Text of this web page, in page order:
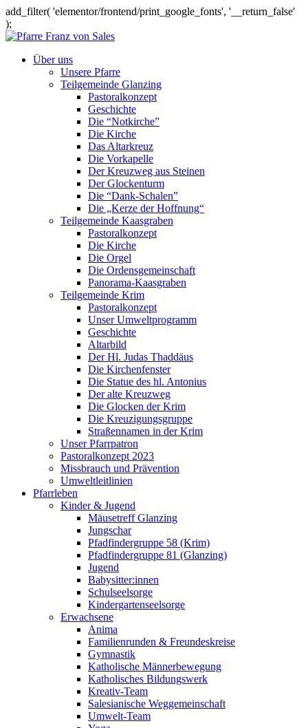
add_filter( 'elementor/frontend/print_google_fonts', '__return_false'
);
Über uns
Unsere Pfarre
Teilgemeinde Glanzing
Pastoralkonzept
Geschichte
Die “Notkirche”
Die Kirche
Das Altarkreuz
Die Vorkapelle
Der Kreuzweg aus Steinen
Der Glockenturm
Die “Dank-Schalen”
Die „Kerze der Hoffnung“
Teilgemeinde Kaasgraben
Pastoralkonzept
Die Kirche
Die Orgel
Die Ordensgemeinschaft
Panorama-Kaasgraben
Teilgemeinde Krim
Pastoralkonzept
Unser Umweltprogramm
Geschichte
Altarbild
Der Hl. Judas Thaddäus
Die Kirchenfenster
Die Statue des hl. Antonius
Der alte Kreuzweg
Die Glocken der Krim
Die Kreuzigungsgruppe
Straßennamen in der Krim
Unser Pfarrpatron
Pastoralkonzept 2023
Missbrauch und Prävention
Umweltleitlinien
Pfarrleben
Kinder & Jugend
Mäusetreff Glanzing
Jungschar
Pfadfindergruppe 58 (Krim)
Pfadfindergruppe 81 (Glanzing)
Jugend
Babysitter:innen
Schulseelsorge
Kindergartenseelsorge
Erwachsene
Anima
Familienrunden & Freundeskreise
Gymnastik
Katholische Männerbewegung
Katholisches Bildungswerk
Kreativ-Team
Salesianische Weggemeinschaft
Umwelt-Team